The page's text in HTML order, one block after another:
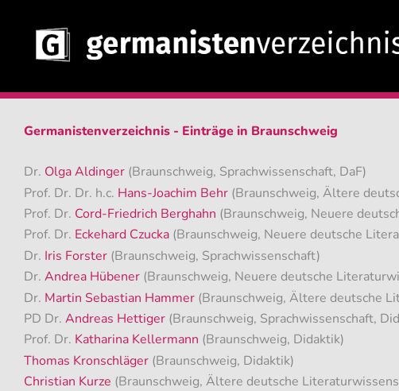
Germanistenverzeichnis - Einträge in Braunschweig
Dr. Olga Aldinger (Braunschweig, Sprachwissenschaft, DaF)
Prof. Dr. Dr. h.c. Hans-Joachim Behr (Braunschweig, Ältere
Prof. Dr. Cord-Friedrich Berghahn (Braunschweig, Neuere
Prof. Dr. Eckehard Czucka (Braunschweig, Neuere deutsche
Dr. Iris Forster (Braunschweig, Sprachwissenschaft)
Dr. Andrea Hübener (Braunschweig, Neuere deutsche
Dr. Martin Sebastian Hammer (Braunschweig, Ältere deutsche
PD Dr. Andreas Hettiger (Braunschweig, Sprachwissenschaft,
Prof. Dr. Katharina Kellermann (Braunschweig, Didaktik)
Thomas Kronschläger (Braunschweig, Didaktik)
Christian Kurze (Braunschweig, Ältere deutsche